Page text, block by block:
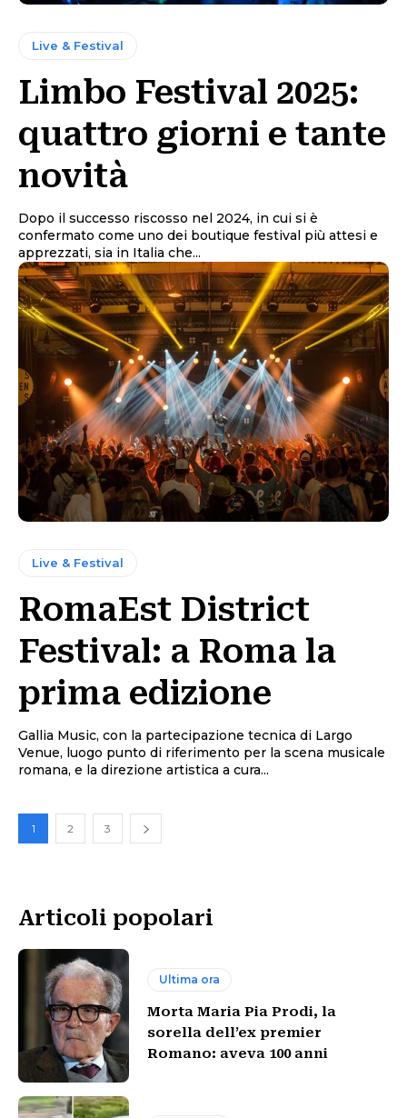
Live & Festival
Limbo Festival 2025:
quattro giorni e tante
novità
Dopo il successo riscosso nel 2024, in cui si è
confermato come uno dei boutique festival più attesi e
apprezzati, sia in Italia che...
Live & Festival
RomaEst District
Festival: a Roma la
prima edizione
Gallia Music, con la partecipazione tecnica di Largo
Venue, luogo punto di riferimento per la scena musicale
romana, e la direzione artistica a cura...
1 2 3
Articoli popolari
Ultima ora
Morta Maria Pia Prodi, la
sorella dell’ex premier
Romano: aveva 100 anni